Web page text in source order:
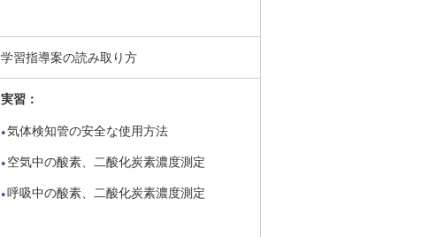
学習指導案の読み取り方
実習：
気体検知管の安全な使用方法
空気中の酸素、二酸化炭素濃度測定
呼吸中の酸素、二酸化炭素濃度測定